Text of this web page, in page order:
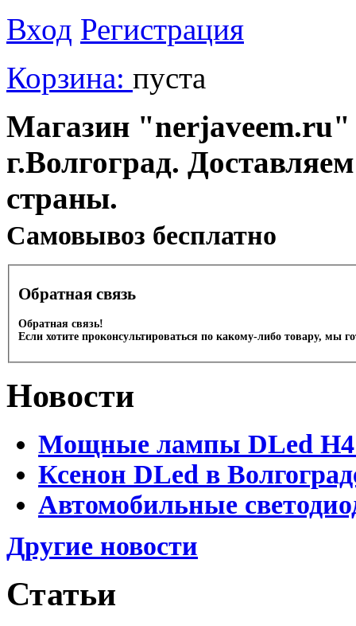
Вход Регистрация
Корзина: пуста
Магазин "nerjaveem.ru"
г.Волгоград.
страны.
Cамовывоз бесплатно
Обратная связь
Обратная связь!
Если хотите проконсультироваться по какому-либо товару, мы
Новости
Мощные лампы DLed H4
Ксенон DLed в
Автомобильные
Другие новости
Статьи